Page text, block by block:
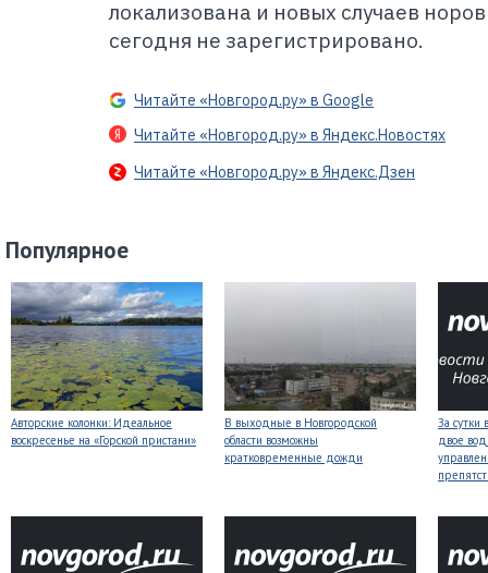
локализована и новых случаев
сегодня не зарегистрировано.
Читайте «Новгород.ру» в Google
Читайте «Новгород.ру» в Яндекс.Новостях
Читайте «Новгород.ру» в Яндекс.Дзен
Популярное
Авторские колонки: Идеальное
воскресенье на «Горской пристани»
В выходные в Новгородской
области возможны
кратковременные дожди
За сутки
двое